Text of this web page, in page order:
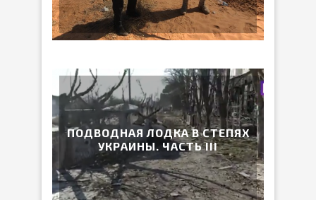
ПОДВОДНАЯ ЛОДКА В СТЕПЯХ
УКРАИНЫ. ЧАСТЬ III